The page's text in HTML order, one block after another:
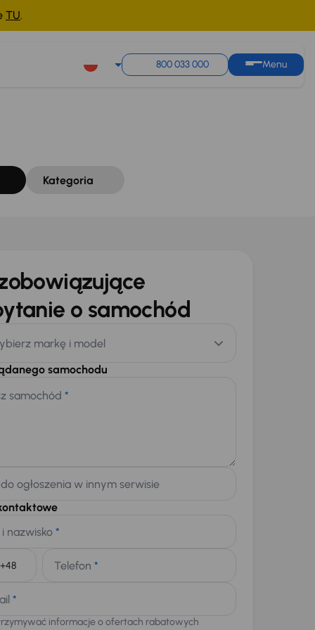
TU.
800 033 000 Menu
Kategoria
o samochód
markę i model
samochodu
samochód *
ogłoszenia w innym serwisie
nazwisko *
Telefon *
*
informacje o ofertach rabatowych